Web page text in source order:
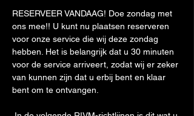
RESERVEER VANDAAG! Doe zondag met
ons mee!! U kunt nu plaatsen reserveren
voor onze service die wij deze zondag
hebben. Het is belangrijk dat u 30 minuten
voor de service arriveert, zodat wij er zeker
van kunnen zijn dat u erbij bent en klaar
bent om te ontvangen.